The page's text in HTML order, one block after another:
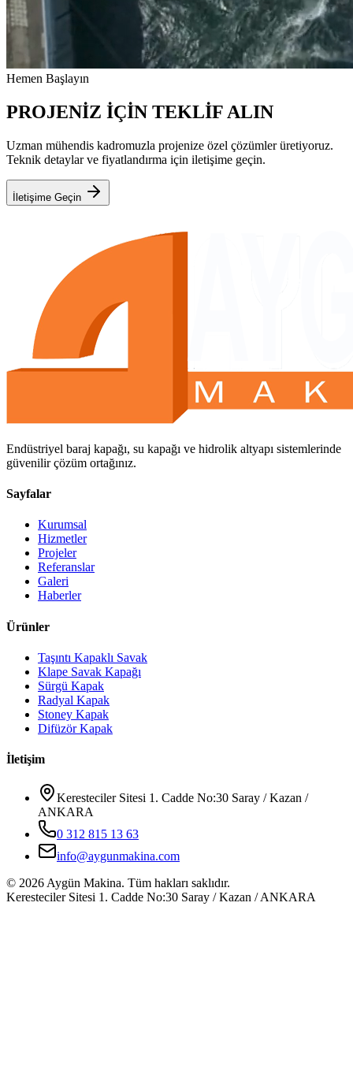
Hemen Başlayın
PROJENİZ İÇİN TEKLİF ALIN
Uzman mühendis kadromuzla projenize özel çözümler üretiyoruz.
Teknik detaylar ve fiyatlandırma için iletişime geçin.
İletişime Geçin
Endüstriyel baraj kapağı, su kapağı ve hidrolik altyapı sistemlerinde
güvenilir çözüm ortağınız.
Sayfalar
Kurumsal
Hizmetler
Projeler
Referanslar
Galeri
Haberler
Ürünler
Taşıntı Kapaklı Savak
Klape Savak Kapağı
Sürgü Kapak
Radyal Kapak
Stoney Kapak
Difüzör Kapak
İletişim
Keresteciler Sitesi 1. Cadde No:30 Saray / Kazan /
ANKARA
0 312 815 13 63
info@aygunmakina.com
© 2026Aygün Makina. Tüm hakları saklıdır.
Keresteciler Sitesi 1. Cadde No:30 Saray / Kazan / ANKARA